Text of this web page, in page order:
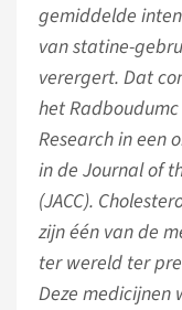
gemiddelde
van statine-
verergert. Dat
het
Research in een
in de Journal of
(JACC).
zijn één van de
ter wereld ter
Deze medicijnen